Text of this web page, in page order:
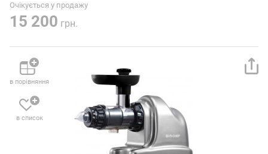
Очікується у продажу
15 200 грн.
в порівняння
в список